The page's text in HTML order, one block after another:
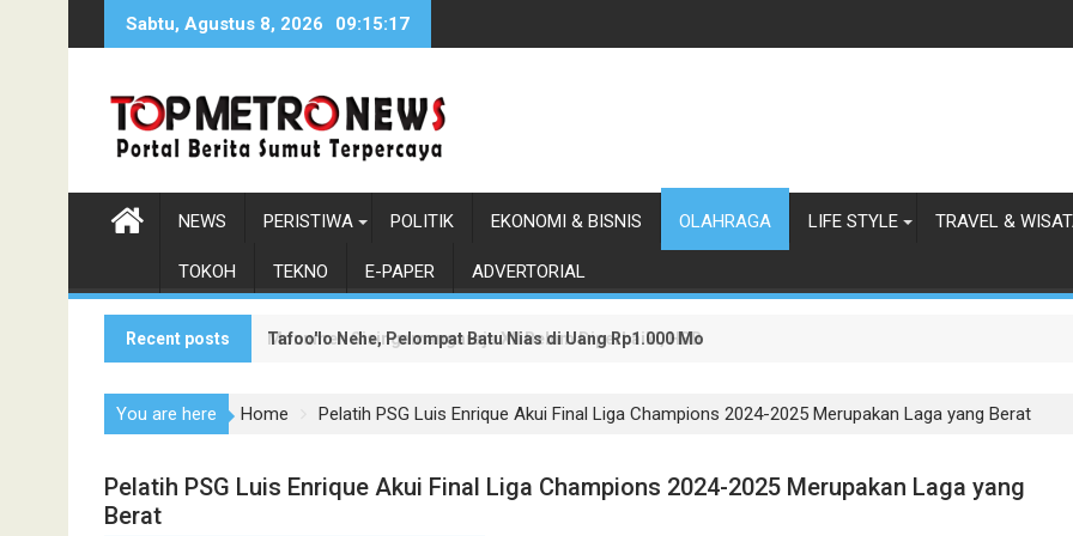
Sabtu, Agustus 8, 2026 09:15:18
NEWS PERISTIWA POLITIK EKONOMI & BISNIS OLAHRAGA LIFE STYLE TRAVEL &
TOKOH TEKNO E-PAPER ADVERTORIAL
Recent posts Tafoo'lo Nehe, Pelompat Batu Nias di Uang Rp1.000 Mohon ke Prabowo Diundang Upacara HUT ke-81
Monumen Sisingamangaraja XII Belum Diperbaiki, HBB Ajak Orang Batak Menyikapi Ketidakperdulian
You are here Home Pelatih PSG Luis Enrique Akui Final Liga Champions 2024-2025 Merupakan Laga yang Berat
Pelatih PSG Luis Enrique Akui Final Liga Champions 2024-2025 Merupakan Laga yang
Berat